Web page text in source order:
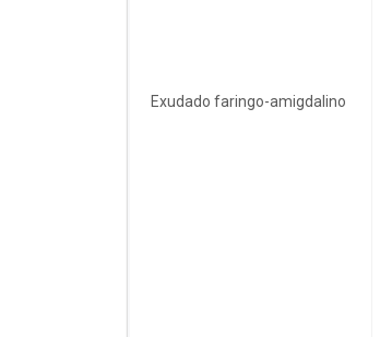
Exudado faringo-amigdalino